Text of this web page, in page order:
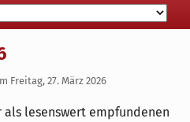
Freitag, 27. März 2026
lesenswert empfundenen